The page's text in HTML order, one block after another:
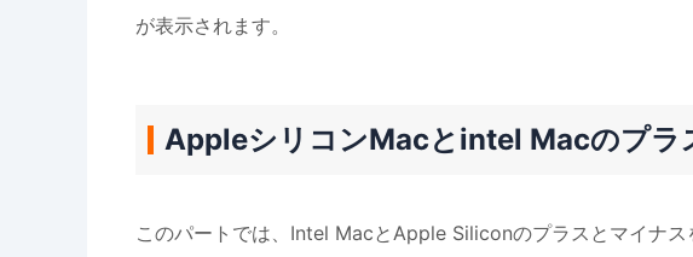
が表示されます。
AppleシリコンMacとintel Macのプラ
このパートでは、Intel MacとApple Siliconのプラスとマイナ